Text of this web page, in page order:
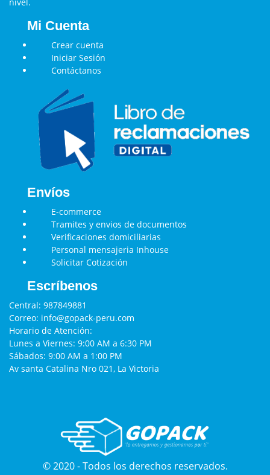
Mi Cuenta
Crear cuenta
Iniciar Sesión
Contáctanos
Envíos
E-commerce
Tramites y envios de documentos
Verificaciones domiciliarias
Personal mensajeria Inhouse
Solicitar Cotización
Escríbenos
Central: 987849881
Correo: info@gopack-peru.com
Horario de Atención:
Lunes a Viernes: 9:00 AM a 6:30 PM
Sábados: 9:00 AM a 1:00 PM
Av santa Catalina Nro 021, La Victoria
© 2020 - Todos los derechos reservados.